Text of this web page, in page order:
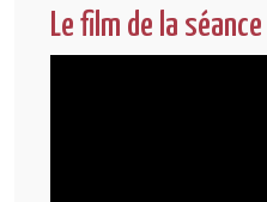
Le film de la séance